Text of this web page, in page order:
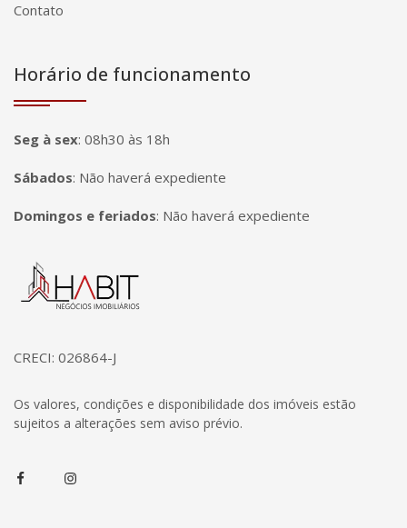
Contato
Horário de funcionamento
Seg à sex: 08h30 às 18h
Sábados: Não haverá expediente
Domingos e feriados: Não haverá expediente
Página inicial
CRECI: 026864-J
Os valores, condições e disponibilidade dos imóveis estão
sujeitos a alterações sem aviso prévio.
FacebookInstagram